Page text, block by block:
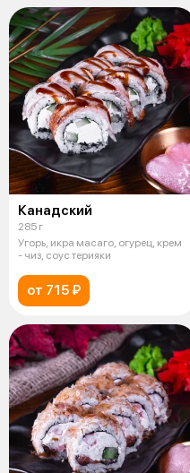
Канадский
285 г
Угорь, икра масаго, огурец, крем
- чиз, соус терияки
от 715 ₽